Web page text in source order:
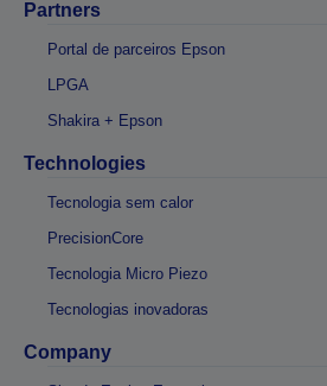
Partners
Portal de parceiros Epson
LPGA
Shakira + Epson
Technologies
Tecnologia sem calor
PrecisionCore
Tecnologia Micro Piezo
Tecnologias inovadoras
Company